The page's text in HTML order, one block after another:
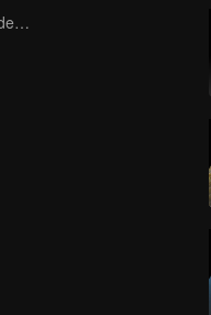
o dia-a-dia feliz e descansado